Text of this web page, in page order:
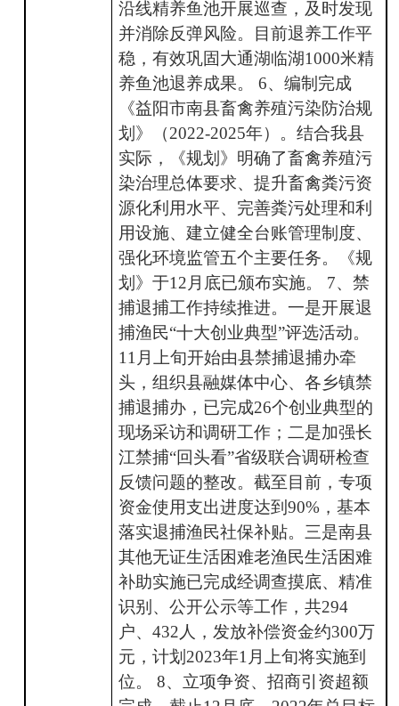
沿线精养鱼池开展巡查，及时发现
并消除反弹风险。目前退养工作平
稳，有效巩固大通湖临湖1000米精
养鱼池退养成果。 6、编制完成
《益阳市南县畜禽养殖污染防治规
划》（2022-2025年）。结合我县
实际，《规划》明确了畜禽养殖污
染治理总体要求、提升畜禽粪污资
源化利用水平、完善粪污处理和利
用设施、建立健全台账管理制度、
强化环境监管五个主要任务。《规
划》于12月底已颁布实施。 7、禁
捕退捕工作持续推进。一是开展退
捕渔民“十大创业典型”评选活动。
11月上旬开始由县禁捕退捕办牵
头，组织县融媒体中心、各乡镇禁
捕退捕办，已完成26个创业典型的
现场采访和调研工作；二是加强长
江禁捕“回头看”省级联合调研检查
反馈问题的整改。截至目前，专项
资金使用支出进度达到90%，基本
落实退捕渔民社保补贴。三是南县
其他无证生活困难老渔民生活困难
补助实施已完成经调查摸底、精准
识别、公开公示等工作，共294
户、432人，发放补偿资金约300万
元，计划2023年1月上旬将实施到
位。 8、立项争资、招商引资超额